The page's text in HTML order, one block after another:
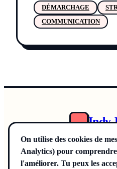
DÉMARCHAGE
COMMUNICATION
Indy-
Offre
La
On utilise des cookies de
Analytics) pour
l'améliorer. Tu peux les